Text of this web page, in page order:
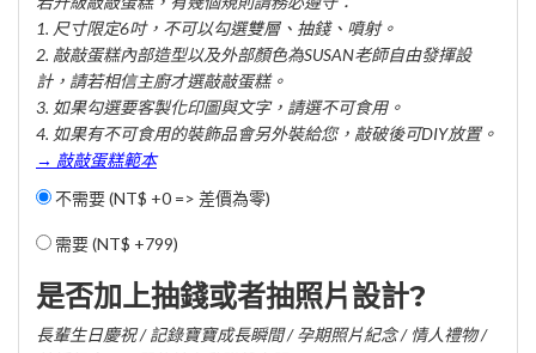
1. 尺寸限定6吋，不可以勾選雙層、抽錢、噴射。
2. 敲敲蛋糕內部造型以及外部顏色為SUSAN老師自由發揮設
計，請若相信主廚才選敲敲蛋糕。
3. 如果勾選要客製化印圖與文字，請選不可食用。
4. 如果有不可食用的裝飾品會另外裝給您，敲破後可DIY放置。
→ 敲敲蛋糕範本
不需要 (NT$ +0 => 差價為零)
需要 (NT$ +799)
是否加上抽錢或者抽照片設計?
長輩生日慶祝 / 記錄寶寶成長瞬間 / 孕期照片紀念 / 情人禮物 /